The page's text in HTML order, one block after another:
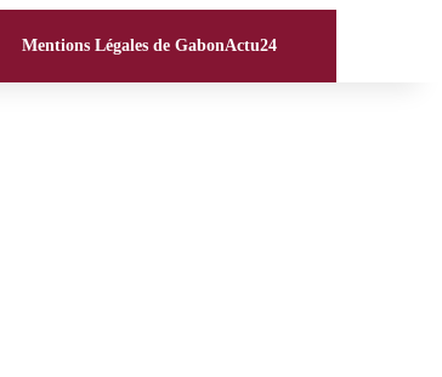
Mentions Légales de GabonActu24